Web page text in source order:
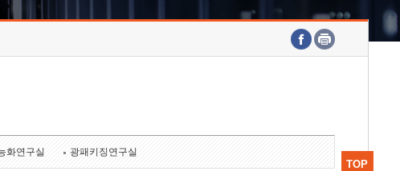
호남권연구본부
기획본부
화연구실 광패키징연구실
TOP